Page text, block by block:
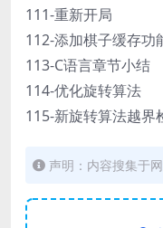
111-重新开局
112-添加棋子缓存功
113-C语言章节小结
114-优化旋转算法
115-新旋转算法越界
声明：内容搜集于